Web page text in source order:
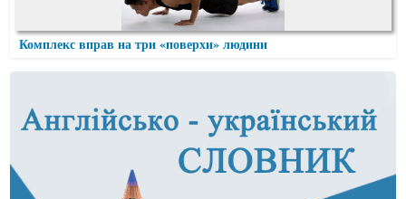
Комплекс вправ на три «поверхи» людини